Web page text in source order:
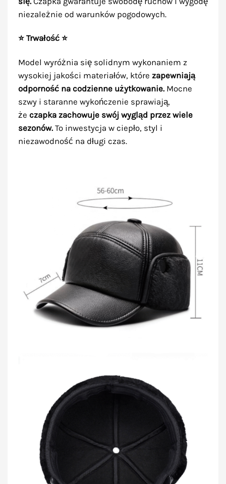
niezależnie od warunków pogodowych.
⭐ Trwałość ⭐
Model wyróżnia się solidnym wykonaniem z
wysokiej jakości materiałów, które zapewniają
odporność na codzienne użytkowanie.Mocne
szwy i staranne wykończenie sprawiają,
że czapka zachowuje swój wygląd przez wiele
sezonów.To inwestycja w ciepło, styl i
niezawodność na długi czas.